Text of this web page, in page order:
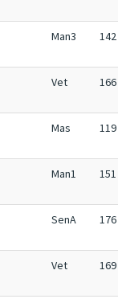
Man3 142
Vet 166
Mas 119
Man1 151
SenA 176
Vet 169